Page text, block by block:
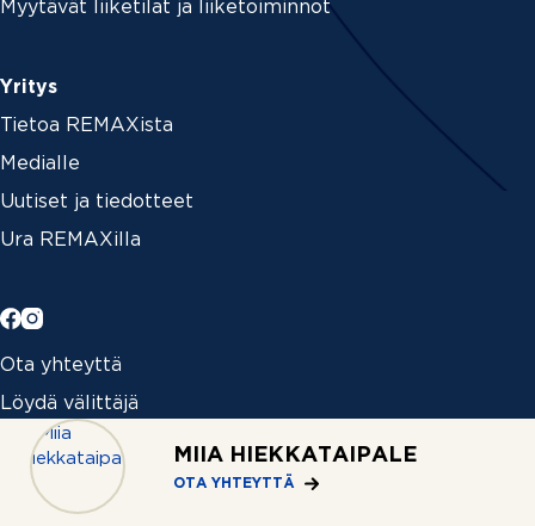
MIIA HIEKKATAIPALE
OTA YHTEYTTÄ
Myytävät liiketilat ja liiketoiminnot
Yritys
Tietoa REMAXista
Medialle
Uutiset ja tiedotteet
Ura REMAXilla
Ota yhteyttä
Löydä välittäjä
Toimistot